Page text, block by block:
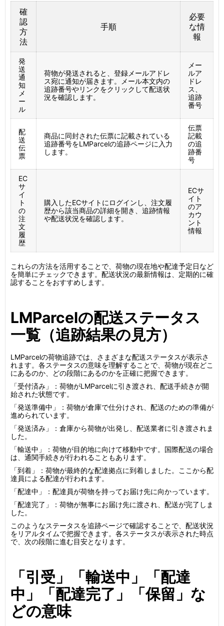
確
認
方
法
手順
必要
な情
報
発
送
通
知
メ
ー
ル
荷物が発送されると、登録メールアドレ
ス宛に通知が届きます。メール本文内の
追跡番号やリンクをクリックして配送状
況を確認します。
メー
ルア
ドレ
ス、
追跡
番号
配
送
伝
票
商品に同封された伝票に記載されている
追跡番号をLMParcelの追跡ページに入力
します。
伝票
記載
の追
跡番
号
EC
サ
イ
ト
の
注
文
履
歴
購入したECサイトにログインし、注文履
歴から該当商品の詳細を開き、追跡情報
や配送状況を確認します。
ECサ
イト
のア
カウ
ント
情報
これらの方法を活用することで、荷物の現在地や配達予定日など
を簡単にチェックできます。配送状況の最新情報は、定期的に確
認することをおすすめします。
LMParcelの配送ステータス
一覧（追跡結果の見方）
LMParcelの荷物追跡では、さまざまな配送ステータスが表示さ
れます。各ステータスの意味を理解することで、荷物が現在どこ
にあるのか、どの段階にあるのかを正確に把握できます。
「受付済み」：荷物がLMParcelに引き渡され、配送手続きが開
始された状態です。
「発送準備中」：荷物が倉庫で仕分けされ、配送のための準備が
進められています。
「発送済み」：倉庫から荷物が出発し、配送業者に引き渡されま
した。
「輸送中」：荷物が目的地に向けて移動中です。国際配送の場合
は、通関手続きが行われることもあります。
「到着」：荷物が最終的な配達拠点に到着しました。ここから配
達員による配達が行われます。
「配達中」：配達員が荷物を持ってお届け先に向かっています。
「配達完了」：荷物が無事にお届け先に渡され、配送が完了しま
した。
このようなステータスを追跡ページで確認することで、配送状況
をリアルタイムで把握できます。各ステータスが表示された時点
で、次の段階に進む目安となります。
「引受」「輸送中」「配達
中」「配達完了」「保留」な
どの意味